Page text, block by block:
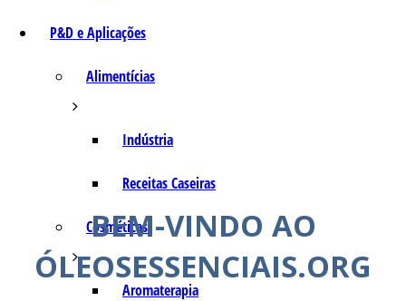
P&D e Aplicações
Alimentícias
Indústria
Receitas Caseiras
Cosméticas
Aromaterapia
BEM-VINDO AO
ÓLEOSESSENCIAIS.ORG